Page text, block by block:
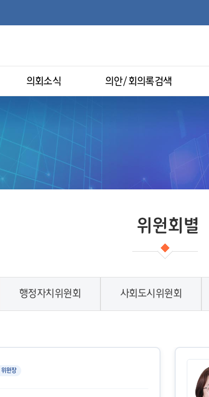
의회소식 의안/회의록검색
위원회별
행정자치위원회 사회도시위원회
위원장